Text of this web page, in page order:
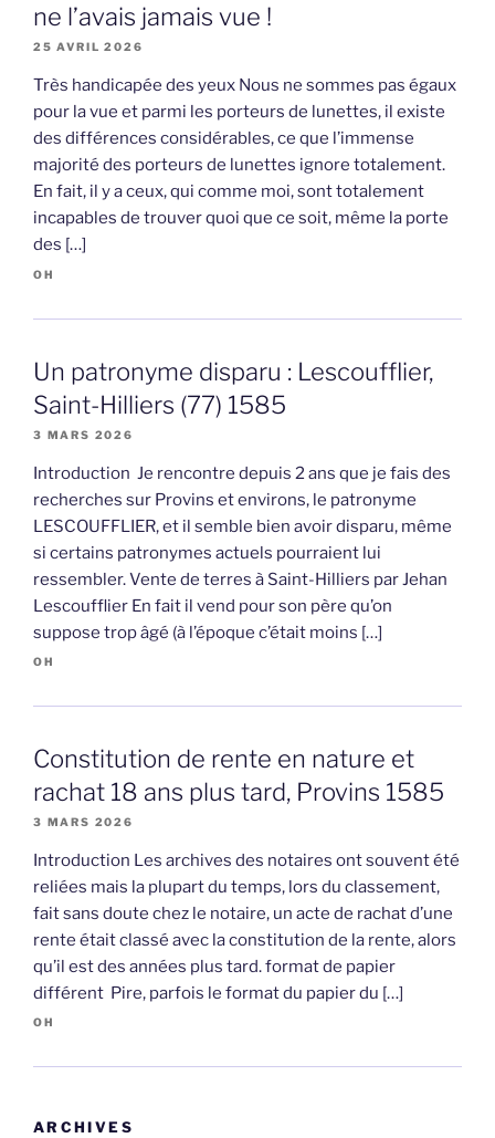
ne l’avais jamais vue !
25 AVRIL 2026
Très handicapée des yeux Nous ne sommes pas égaux
pour la vue et parmi les porteurs de lunettes, il existe
des différences considérables, ce que l’immense
majorité des porteurs de lunettes ignore totalement.
En fait, il y a ceux, qui comme moi, sont totalement
incapables de trouver quoi que ce soit, même la porte
des […]
OH
Un patronyme disparu : Lescoufflier,
Saint-Hilliers (77) 1585
3 MARS 2026
Introduction Je rencontre depuis 2 ans que je fais des
recherches sur Provins et environs, le patronyme
LESCOUFFLIER, et il semble bien avoir disparu, même
si certains patronymes actuels pourraient lui
ressembler. Vente de terres à Saint-Hilliers par Jehan
Lescoufflier En fait il vend pour son père qu’on
suppose trop âgé (à l’époque c’était moins […]
OH
Constitution de rente en nature et
rachat 18 ans plus tard, Provins 1585
3 MARS 2026
Introduction Les archives des notaires ont souvent été
reliées mais la plupart du temps, lors du classement,
fait sans doute chez le notaire, un acte de rachat d’une
rente était classé avec la constitution de la rente, alors
qu’il est des années plus tard. format de papier
différent Pire, parfois le format du papier du […]
OH
ARCHIVES